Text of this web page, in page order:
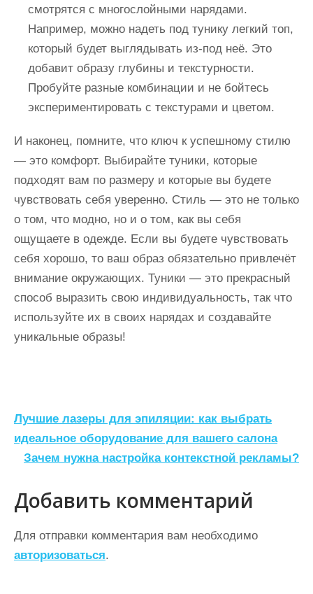
смотрятся с многослойными нарядами.
Например, можно надеть под тунику легкий топ,
который будет выглядывать из-под неё. Это
добавит образу глубины и текстурности.
Пробуйте разные комбинации и не бойтесь
экспериментировать с текстурами и цветом.
И наконец, помните, что ключ к успешному стилю
— это комфорт. Выбирайте туники, которые
подходят вам по размеру и которые вы будете
чувствовать себя уверенно. Стиль — это не только
о том, что модно, но и о том, как вы себя
ощущаете в одежде. Если вы будете чувствовать
себя хорошо, то ваш образ обязательно привлечёт
внимание окружающих. Туники — это прекрасный
способ выразить свою индивидуальность, так что
используйте их в своих нарядах и создавайте
уникальные образы!
Н
а
в
и
г
а
ц
Лучшие лазеры для эпиляции: как выбрать
идеальное оборудование для вашего салона
Зачем нужна настройка контекстной рекламы?
Добавить комментарий
Для отправки комментария вам необходимо
авторизоваться.